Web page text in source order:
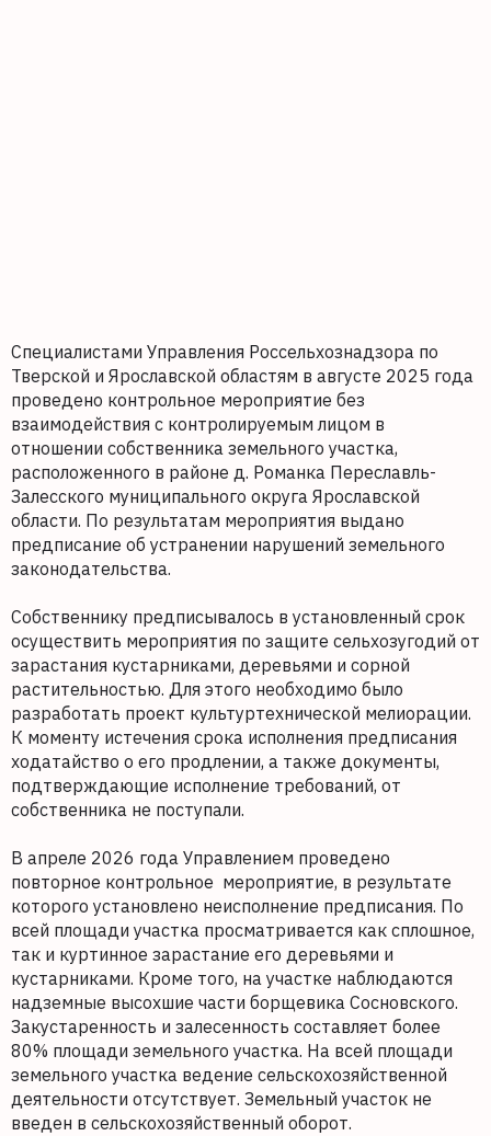
Специалистами Управления Россельхознадзора по
Тверской и Ярославской областям в августе 2025 года
проведено контрольное мероприятие без
взаимодействия с контролируемым лицом в
отношении собственника земельного участка,
расположенного в районе д. Романка Переславль-
Залесского муниципального округа Ярославской
области. По результатам мероприятия выдано
предписание об устранении нарушений земельного
законодательства.
Собственнику предписывалось в установленный срок
осуществить мероприятия по защите сельхозугодий от
зарастания кустарниками, деревьями и сорной
растительностью. Для этого необходимо было
разработать проект культуртехнической мелиорации.
К моменту истечения срока исполнения предписания
ходатайство о его продлении, а также документы,
подтверждающие исполнение требований, от
собственника не поступали.
В апреле 2026 года Управлением проведено
повторное контрольное мероприятие, в результате
которого установлено неисполнение предписания. По
всей площади участка просматривается как сплошное,
так и куртинное зарастание его деревьями и
кустарниками. Кроме того, на участке наблюдаются
надземные высохшие части борщевика Сосновского.
Закустаренность и залесенность составляет более
80% площади земельного участка. На всей площади
земельного участка ведение сельскохозяйственной
деятельности отсутствует. Земельный участок не
введен в сельскохозяйственный оборот.